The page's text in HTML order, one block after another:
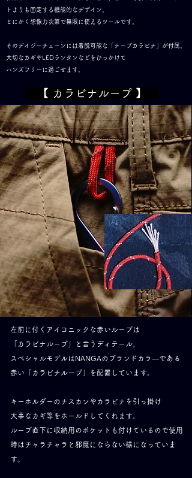
トよりも固定する機能的なデザイン。
とにかく想像力次第で無限に使えるツールです。
そのデイジーチェーンには着脱可能な「テープカラビナ」が付属。
大切なカギやLEDランタンなどをひっかけて
​ハンズフリーに過ごせます。
【 カラビナループ 】
左前に付くアイコニックな赤いループは
「カラビナループ」と言うディテール。
スペシャルモデルはNANGAのブランドカラ—である
赤い 「カラビナループ」を配置しています。
キーホルダーのナスカンやカラビナを引っ掛け
大事なカギ等をホールドしてくれます。
ループ直下に収納用のポケットも付けているので使用
時はチャラチャラと邪魔にならない様になっていま
す。